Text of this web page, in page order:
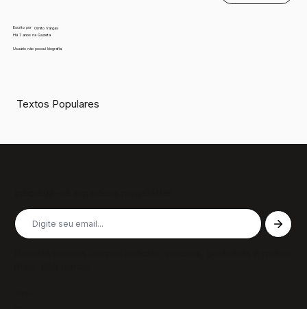
Escrito por
Ornito Vargas
Há 7 anos na Gazeta
Usuário não possui biografia
Textos Populares